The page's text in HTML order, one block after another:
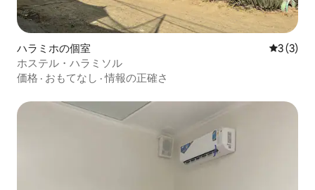
ハラミホの個室 レビュー
3 (3)
ホステル・ハラミソル
価格 · おもてなし ·情報の正確さ